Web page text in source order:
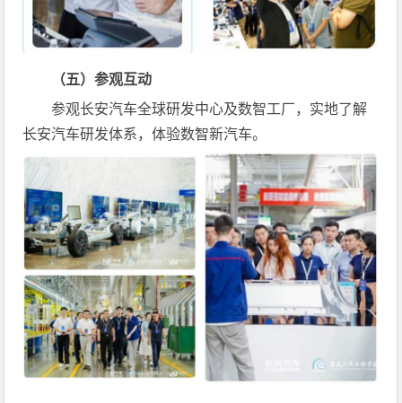
（五）参观互动
参观长安汽车全球研发中心及数智工厂，实地了解
长安汽车研发体系，体验数智新汽车。